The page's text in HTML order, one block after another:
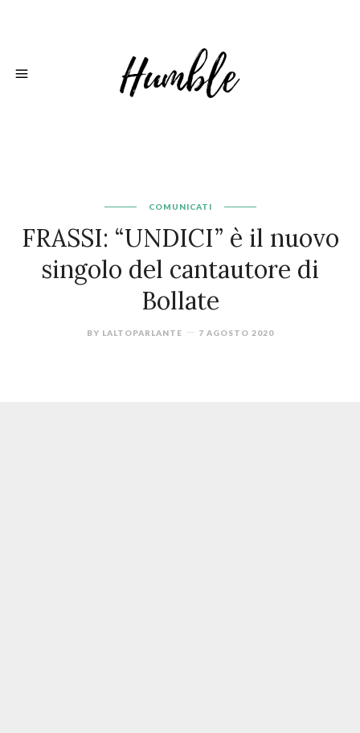
COMUNICATI
FRASSI: “UNDICI” è il nuovo
singolo del cantautore di
Bollate
BY LALTOPARLANTE 7 AGOSTO 2020